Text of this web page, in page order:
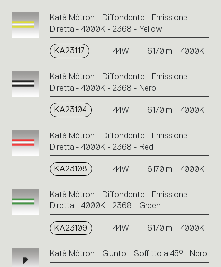
Katà Métron - Diffondente - Emissione
Diretta - 4000K - 2368 - Yellow
KA23117 44W 6170lm 4000K
Katà Métron - Diffondente - Emissione
Diretta - 4000K - 2368 - Nero
KA23104 44W 6170lm 4000K
Katà Métron - Diffondente - Emissione
Diretta - 4000K - 2368 - Red
KA23108 44W 6170lm 4000K
Katà Métron - Diffondente - Emissione
Diretta - 4000K - 2368 - Green
KA23109 44W 6170lm 4000K
Katà Métron - Giunto - Soffitto a 45° - Nero